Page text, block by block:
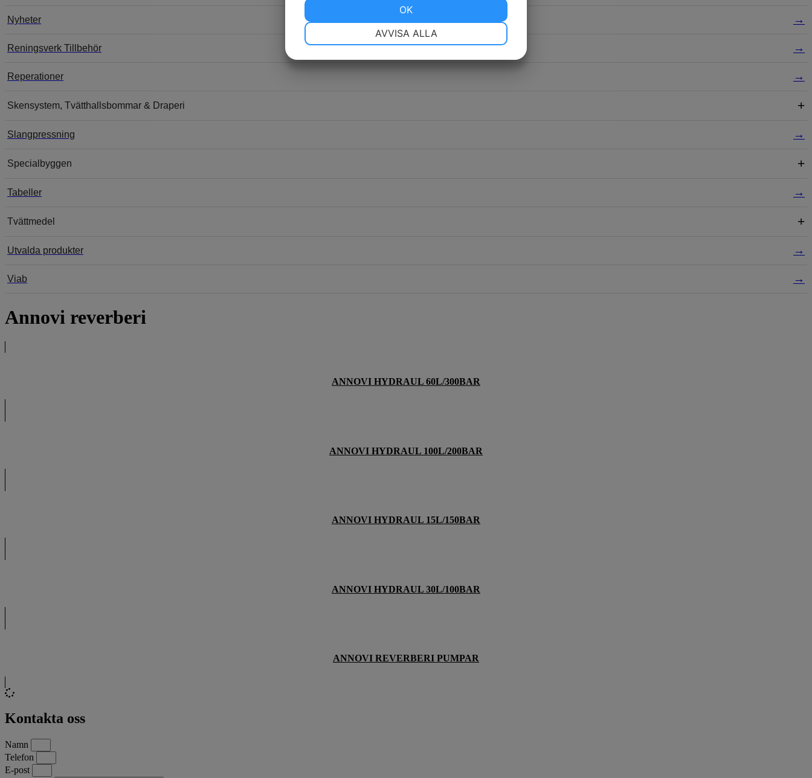
Nyheter
Reningsverk Tillbehör
Reperationer
Skensystem, Tvätthallsbommar & Draperi
Slangpressning
Specialbyggen
Tabeller
Tvättmedel
Utvalda produkter
Viab
Annovi reverberi
ANNOVI HYDRAUL 60L/300BAR
ANNOVI HYDRAUL 100L/200BAR
ANNOVI HYDRAUL 15L/150BAR
ANNOVI HYDRAUL 30L/100BAR
ANNOVI REVERBERI PUMPAR
Kontakta oss
Namn
Telefon
E-post
AVVISA ALLA
OK